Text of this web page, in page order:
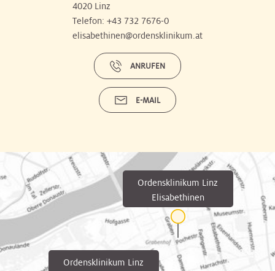
4020 Linz
Telefon: +43 732 7676-0
elisabethinen@ordensklinikum.at
ANRUFEN
E-MAIL
Ordensklinikum Linz
Ordensklinikum Linz
Elisabethinen